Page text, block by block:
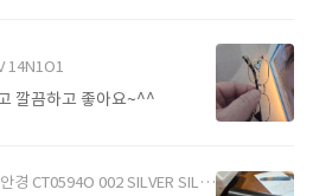
14N1O1
깔끔하고 좋아요~^^
002 SILVER SILVER TRANSPARENT